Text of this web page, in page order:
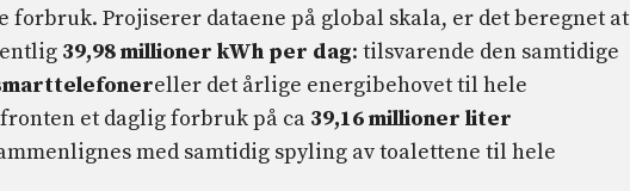
forbruk. Projiserer dataene på global skala, er det beregnet at
39,98 millioner kWh per dag: tilsvarende den samtidige
eller det årlige energibehovet til hele
et daglig forbruk på ca 39,16 millioner liter
med samtidig spyling av toalettene til hele